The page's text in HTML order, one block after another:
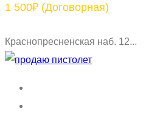
1 500₽ (Договорная)
Краснопресненская наб. 12...